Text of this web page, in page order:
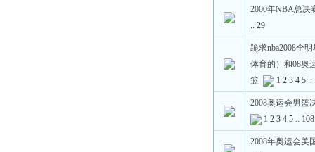
2000年NBA总决
..29
跪求nba2008全
体育的）和08奥
篮
1 2 3 4 5 ..
2008奥运会男篮
1 2 3 4 5 .. 108
2008年奥运会美